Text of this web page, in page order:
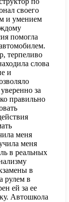
своего
и умением
помогла
терпеливо
слова
и
за
правильно
меня
меня
в реальных
в
рулем в
ей за ее
Автошкола